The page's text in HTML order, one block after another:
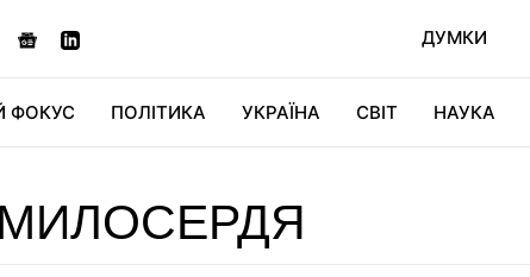
ДУМКИ
ФОКУС ПОЛІТИКА УКРАЇНА СВІТ НАУКА